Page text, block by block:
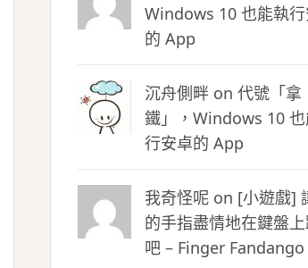
Windows 10 也能執
的 App
沉舟側畔 on 代號「拿
鐵」，Windows 10
行安卓的 App
我奇怪呢 on [小遊戲]
的手指盡情地在鍵盤
吧 – Finger Fandango